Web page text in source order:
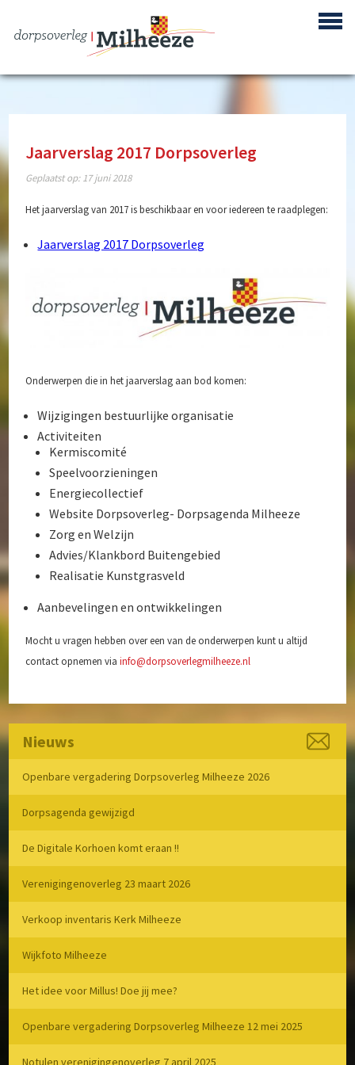
Centrum Plan Milheeze
Bouwproject de Berken
Reactivering Vliegbasis de Peel
Buurtpreventie
Verenigingen
Archief
Jaarverslag 2017 Dorpsoverleg
Geplaatst op:17 juni 2018
Het jaarverslag van 2017 is beschikbaar en voor iedereen te raadplegen:
Jaarverslag 2017 Dorpsoverleg
Onderwerpen die in het jaarverslag aan bod komen:
Wijzigingen bestuurlijke organisatie
Activiteiten
Kermiscomité
Speelvoorzieningen
Energiecollectief
Website Dorpsoverleg- Dorpsagenda Milheeze
Zorg en Welzijn
Advies/Klankbord Buitengebied
Realisatie Kunstgrasveld
Aanbevelingen en ontwikkelingen
Mocht u vragen hebben over een van de onderwerpen kunt u altijd
contact opnemen viainfo@dorpsoverlegmilheeze.nl
Nieuws
Openbare vergadering Dorpsoverleg Milheeze 2026
Dorpsagenda gewijzigd
De Digitale Korhoen komt eraan !!
Verenigingenoverleg 23 maart 2026
Verkoop inventaris Kerk Milheeze
Wijkfoto Milheeze
Het idee voor Millus! Doe jij mee?
Openbare vergadering Dorpsoverleg Milheeze 12 mei 2025